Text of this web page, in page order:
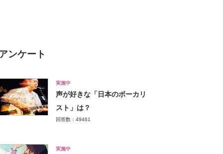
アンケート
実施中
声が好きな「日本のボーカリ
スト」は？
回答数：49461
実施中